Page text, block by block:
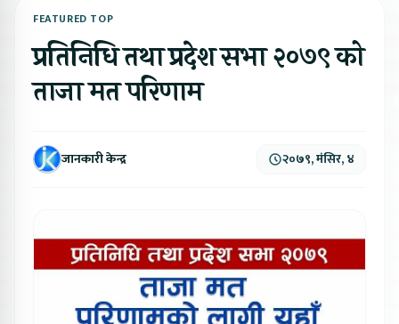
FEATURED TOP
प्रतिनिधि तथा प्रदेश सभा २०७९ को
ताजा मत परिणाम
जानकारी केन्द्र २०७९, मंसिर, ४